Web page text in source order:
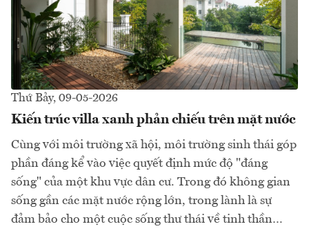
Thứ Bảy, 09-05-2026
Kiến trúc villa xanh phản chiếu trên mặt nước
Cùng với môi trường xã hội, môi trường sinh thái góp
phần đáng kể vào việc quyết định mức độ "đáng
sống" của một khu vực dân cư. Trong đó không gian
sống gần các mặt nước rộng lớn, trong lành là sự
đảm bảo cho một cuộc sống thư thái về tinh thần…